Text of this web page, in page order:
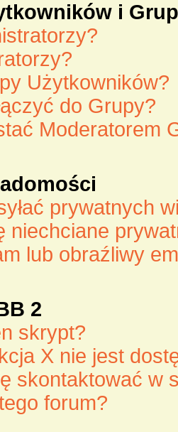
i
Użytkowników?
do Grupy?
Moderatorem
prywatnych
niechciane
lub obraźliwy
2
skrypt?
X nie jest
skontaktować w
forum?